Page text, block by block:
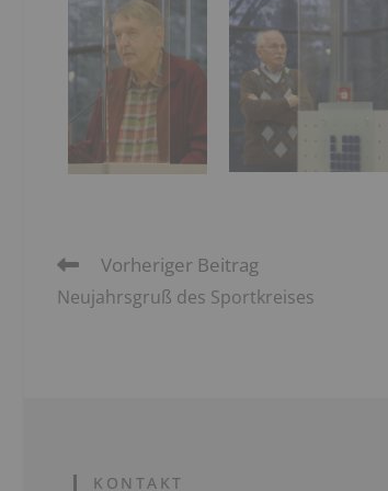
Vorheriger Beitrag
Neujahrsgruß des Sportkreises
KONTAKT